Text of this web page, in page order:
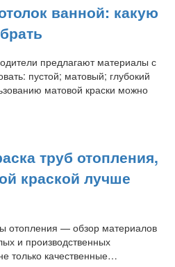
ванной: какую
предлагают материалы с
пустой; матовый; глубокий
матовой краски можно
труб отопления,
краской лучше
отопления — обзор материалов
и производственных
только качественные…